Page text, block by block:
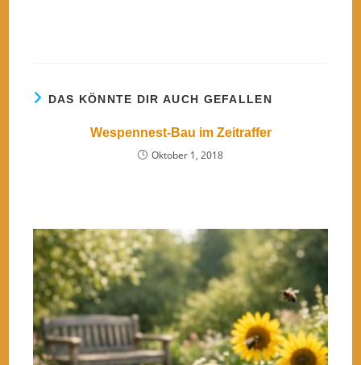
DAS KÖNNTE DIR AUCH GEFALLEN
Wespennest-Bau im Zeitraffer
Oktober 1, 2018